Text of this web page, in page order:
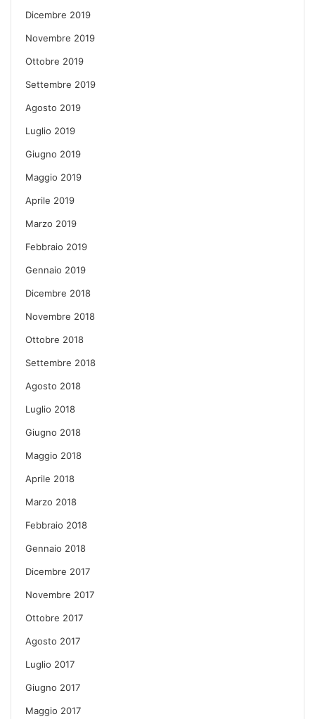
Dicembre 2019
Novembre 2019
Ottobre 2019
Settembre 2019
Agosto 2019
Luglio 2019
Giugno 2019
Maggio 2019
Aprile 2019
Marzo 2019
Febbraio 2019
Gennaio 2019
Dicembre 2018
Novembre 2018
Ottobre 2018
Settembre 2018
Agosto 2018
Luglio 2018
Giugno 2018
Maggio 2018
Aprile 2018
Marzo 2018
Febbraio 2018
Gennaio 2018
Dicembre 2017
Novembre 2017
Ottobre 2017
Agosto 2017
Luglio 2017
Giugno 2017
Maggio 2017